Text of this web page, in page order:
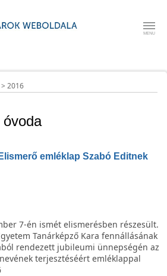
> 2016
Elismerő emléklap Szabó Editnek
7-én ismét elismerésben részesült.
Tanárképző Kara fennállásának
rendezett jubileumi ünnepségén az
terjesztéséért emléklappal